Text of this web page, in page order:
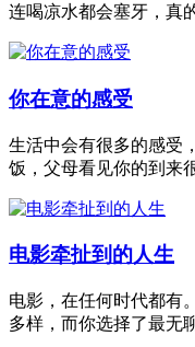
连喝凉水都会塞牙，真
你在意的感受
生活中会有很多的感受
饭，父母看见你的到来
电影牵扯到的人生
电影，在任何时代都有
多样，而你选择了最无